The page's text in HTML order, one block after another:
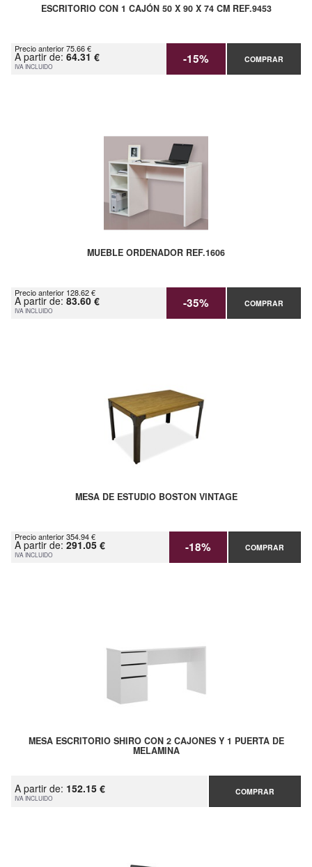
ESCRITORIO CON 1 CAJÓN 50 X 90 X 74 CM REF.9453
Precio anterior 75.66 €
A partir de: 64.31 €
IVA INCLUIDO -15% COMPRAR
MUEBLE ORDENADOR REF.1606
Precio anterior 128.62 €
A partir de: 83.60 €
IVA INCLUIDO -35% COMPRAR
MESA DE ESTUDIO BOSTON VINTAGE
Precio anterior 354.94 €
A partir de: 291.05 €
IVA INCLUIDO -18% COMPRAR
MESA ESCRITORIO SHIRO CON 2 CAJONES Y 1 PUERTA DE
MELAMINA
A partir de: 152.15 €
IVA INCLUIDO
COMPRAR